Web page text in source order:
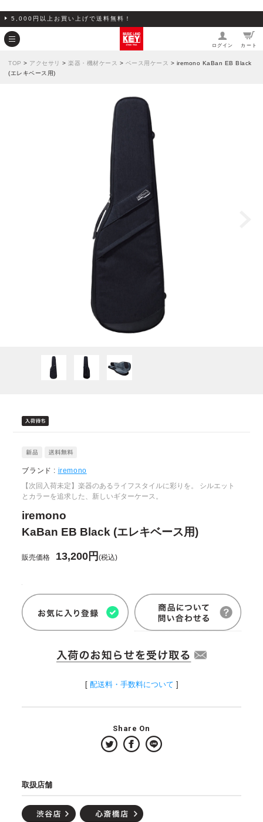
5,000円以上お買い上げで送料無料！
ログイン カート
TOP > アクセサリ > 楽器・機材ケース > ベース用ケース > iremono KaBan EB Black
(エレキベース用)
ブランド : iremono
【次回入荷未定】楽器のあるライフスタイルに彩りを。 シルエット
とカラーを追求した、新しいギターケース。
iremono
KaBan EB Black (エレキベース用)
販売価格 13,200円(税込)
[ 配送料・手数料について ]
Share On
取扱店舗